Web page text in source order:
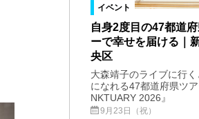
イベント
自身2度目の47都道
ーで幸せを届ける｜
央区
大森靖子のライブに行
になれる47都道府県ツ
NKTUARY 2026』
9月23日（祝）